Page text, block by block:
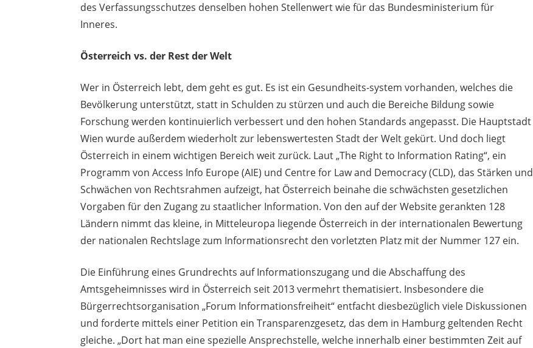
des Verfassungsschutzes denselben hohen Stellenwert wie für das Bundesministerium für
Inneres.
Österreich vs. der Rest der Welt
Wer in Österreich lebt, dem geht es gut. Es ist ein Gesundheits-system vorhanden, welches die
Bevölkerung unterstützt, statt in Schulden zu stürzen und auch die Bereiche Bildung sowie
Forschung werden kontinuierlich verbessert und den hohen Standards angepasst. Die Hauptstadt
Wien wurde außerdem wiederholt zur lebenswertesten Stadt der Welt gekürt. Und doch liegt
Österreich in einem wichtigen Bereich weit zurück. Laut „The Right to Information Rating“, ein
Programm von Access Info Europe (AIE) und Centre for Law and Democracy (CLD), das Stärken und
Schwächen von Rechtsrahmen aufzeigt, hat Österreich beinahe die schwächsten gesetzlichen
Vorgaben für den Zugang zu staatlicher Information. Von den auf der Website gerankten 128
Ländern nimmt das kleine, in Mitteleuropa liegende Österreich in der internationalen Bewertung
der nationalen Rechtslage zum Informationsrecht den vorletzten Platz mit der Nummer 127 ein.
Die Einführung eines Grundrechts auf Informationszugang und die Abschaffung des
Amtsgeheimnisses wird in Österreich seit 2013 vermehrt thematisiert. Insbesondere die
Bürgerrechtsorganisation „Forum Informationsfreiheit“ entfacht diesbezüglich viele Diskussionen
und forderte mittels einer Petition ein Transparenzgesetz, das dem in Hamburg geltenden Recht
gleiche. „Dort hat man eine spezielle Ansprechstelle, welche innerhalb einer bestimmten Zeit auf